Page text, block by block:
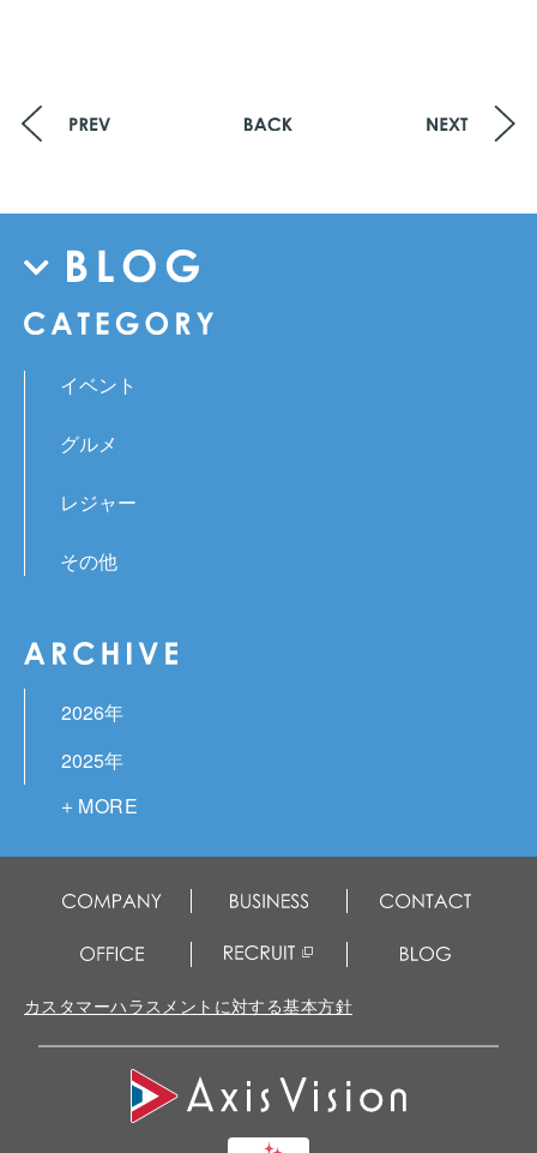
イベント
グルメ
レジャー
その他
2026年
2025年
2024年
2023年
2022年
2021年
2020年
2019年
カスタマーハラスメントに対する基本方針